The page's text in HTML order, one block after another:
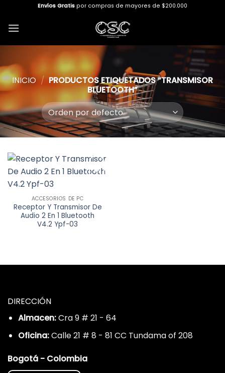
content
Envíos Gratis por compras de mayores de $200.000
INICIO / PRODUCTOS ETIQUETADOS “TRANSMISOR
BLUETOOTH”
lista de
deseos
ACCESORIOS DE PC
Receptor Y Transmisor De
Audio 2 En 1 Bluetooth
V4.2 Ypf-03
DIRECCIÓN
Almacen:Cra 9 # 21 - 64
Oficina:Calle 21 # 8 - 81 CC Tundama of 208
Bogotá - Colombia